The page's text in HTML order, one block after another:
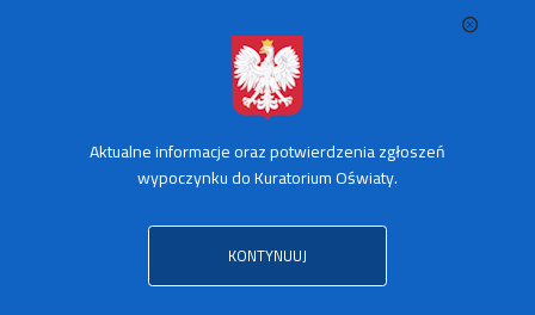
Aktualne informacje oraz potwierdzenia zgłoszeń
wypoczynku do Kuratorium Oświaty.
KONTYNUUJ
SPRAWDŹ TRANSPORT ZORGANIZOWANY